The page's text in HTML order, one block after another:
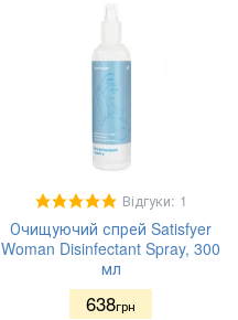
Відгуки: 1
Очищуючий спрей Satisfyer
Woman Disinfectant Spray, 300
мл
638грн